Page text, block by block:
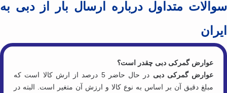
متداول درباره ارسال بار از دبی به
عوارض گمرکی دبی چقدر است؟
عوارض گمرکی دبی
در حال حاضر 5 درصد از ارش کالا است که
مبلغ دقیق آن بر اساس به نوع کالا و ارزش آن متغیر است. البته در